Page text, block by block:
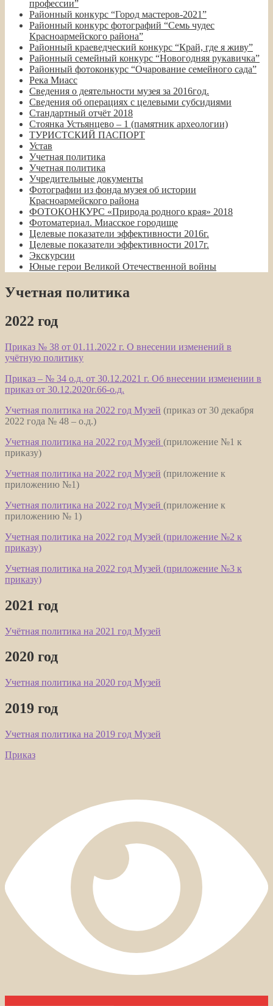
профессии”
Районный конкурс “Город мастеров-2021”
Районный конкурс фотографий “Семь чудес
Красноармейского района”
Районный краеведческий конкурс “Край, где я живу”
Районный семейный конкурс “Новогодняя рукавичка”
Районный фотоконкурс “Очарование семейного сада”
Река Миасс
Сведения о деятельности музея за 2016год.
Сведения об операциях с целевыми субсидиями
Стандартный отчёт 2018
Стоянка Устьянцево – 1 (памятник археологии)
ТУРИСТСКИЙ ПАСПОРТ
Устав
Учетная политика
Учетная политика
Учредительные документы
Фотографии из фонда музея об истории
Красноармейского района
ФОТОКОНКУРС «Природа родного края» 2018
Фотоматериал. Миасское городище
Целевые показатели эффективности 2016г.
Целевые показатели эффективности 2017г.
Экскурсии
Юные герои Великой Отечественной войны
Учетная политика
2022 год
Приказ № 38 от 01.11.2022 г. О внесении изменений в
учётную политику
Приказ – № 34 о.д. от 30.12.2021 г. Об внесении изменении в
приказ от 30.12.2020г.66-о.д.
Учетная политика на 2022 год Музей (приказ от 30 декабря
2022 года № 48 – о.д.)
Учетная политика на 2022 год Музей (приложение №1 к
приказу)
Учетная политика на 2022 год Музей (приложение к
приложению №1)
Учетная политика на 2022 год Музей (приложение к
приложению № 1)
Учетная политика на 2022 год Музей (приложение №2 к
приказу)
Учетная политика на 2022 год Музей (приложение №3 к
приказу)
2021 год
Учётная политика на 2021 год Музей
2020 год
Учетная политика на 2020 год Музей
2019 год
Учетная политика на 2019 год Музей
Приказ